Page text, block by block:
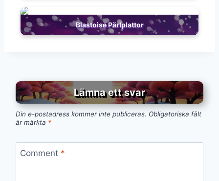
Blastoise Pärlplattor
Lämna ett svar
Din e-postadress kommer inte publiceras. Obligatoriska fält
är märkta *
Comment *